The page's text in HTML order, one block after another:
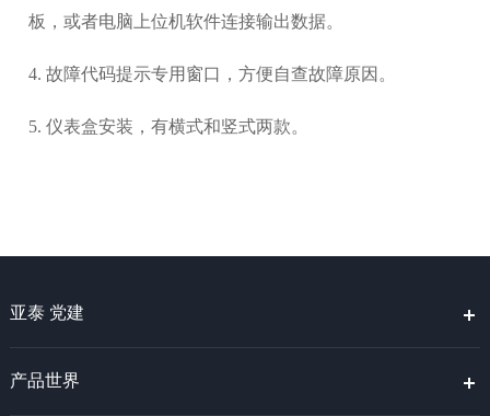
板，或者电脑上位机软件连接输出数据。
4. 故障代码提示专用窗口，方便自查故障原因。
5. 仪表盒安装，有横式和竖式两款。
亚泰 党建
产品世界